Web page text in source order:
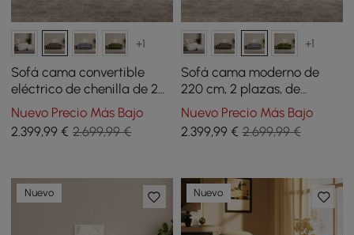
+1
Sofá cama convertible
eléctrico de chenilla de 2
plazas de 220 cm con
control remoto
Nuevo Precio Más Bajo
2.399,99 € 2.699,99 €
+1
Sofá cama moderno de
220 cm, 2 plazas, de
chenilla, convertible
eléctricamente y con
control remoto
Nuevo Precio Más Bajo
2.399,99€ 2.699,99 €
Nuevo Nuevo